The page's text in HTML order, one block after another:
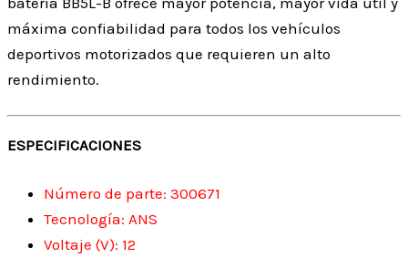
máxima confiabilidad para todos los vehículos
deportivos motorizados que requieren un alto
rendimiento.
ESPECIFICACIONES
Número de parte: 300671
Tecnología: ANS
Voltaje (V): 12